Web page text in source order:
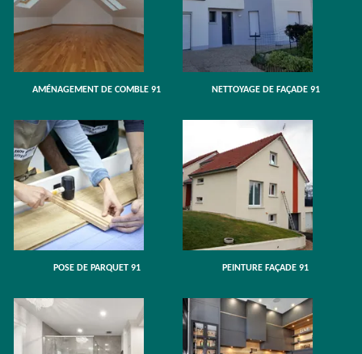
AMÉNAGEMENT DE COMBLE 91 NETTOYAGE DE FAÇADE 91
POSE DE PARQUET 91 PEINTURE FAÇADE 91